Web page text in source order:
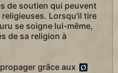
de soutien qui peuvent
Lorsqu'il tire
se soigne lui-même,
de sa religion à
grâce aux